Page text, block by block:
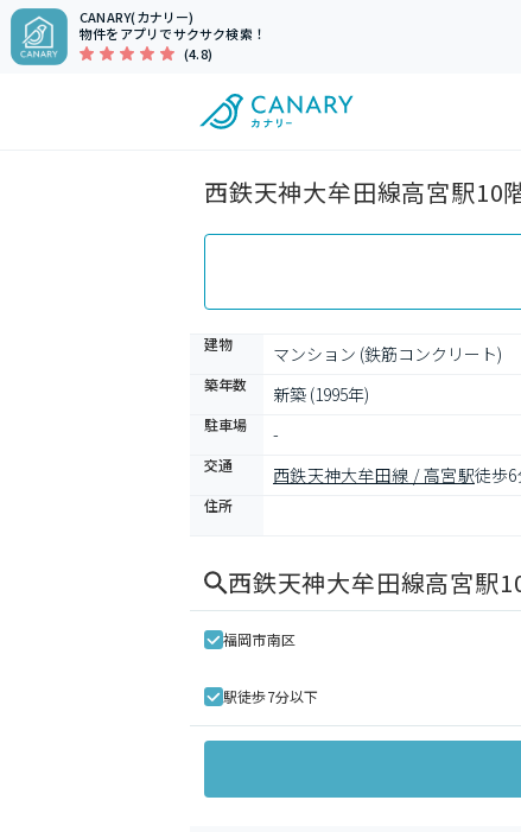
CANARY(カナリー)
物件をアプリでサクサク検索！
(4.8)
西鉄天神大牟田線高宮駅10
建物 マンション (鉄筋コンクリート)
築年数 新築 (1995年)
駐車場 -
交通 西鉄天神大牟田線 / 高宮駅徒歩
住所
西鉄天神大牟田線高宮駅
福岡市南区
駅徒歩7分以下